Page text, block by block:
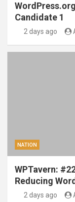
Candidate 1
2 days ago
NATION
WPTavern:
Reducing
2 days ago